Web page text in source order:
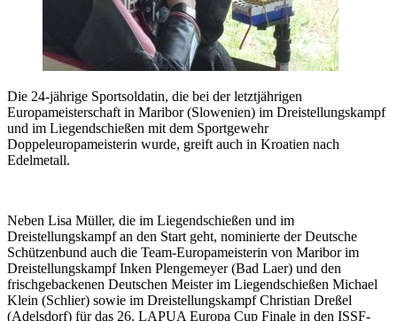
Die 24-jährige Sportsoldatin, die bei der letztjährigen
Europameisterschaft in Maribor (Slowenien) im Dreistellungskampf
und im Liegendschießen mit dem Sportgewehr
Doppeleuropameisterin wurde, greift auch in Kroatien nach
Edelmetall.
Neben Lisa Müller, die im Liegendschießen und im
Dreistellungskampf an den Start geht, nominierte der Deutsche
Schützenbund auch die Team-Europameisterin von Maribor im
Dreistellungskampf Inken Plengemeyer (Bad Laer) und den
frischgebackenen Deutschen Meister im Liegendschießen Michael
Klein (Schlier) sowie im Dreistellungskampf Christian Dreßel
(Adelsdorf) für das 26. LAPUA Europa Cup Finale in den ISSF-